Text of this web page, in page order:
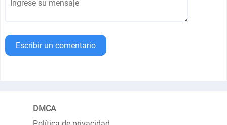
Escribir un comentario
DMCA